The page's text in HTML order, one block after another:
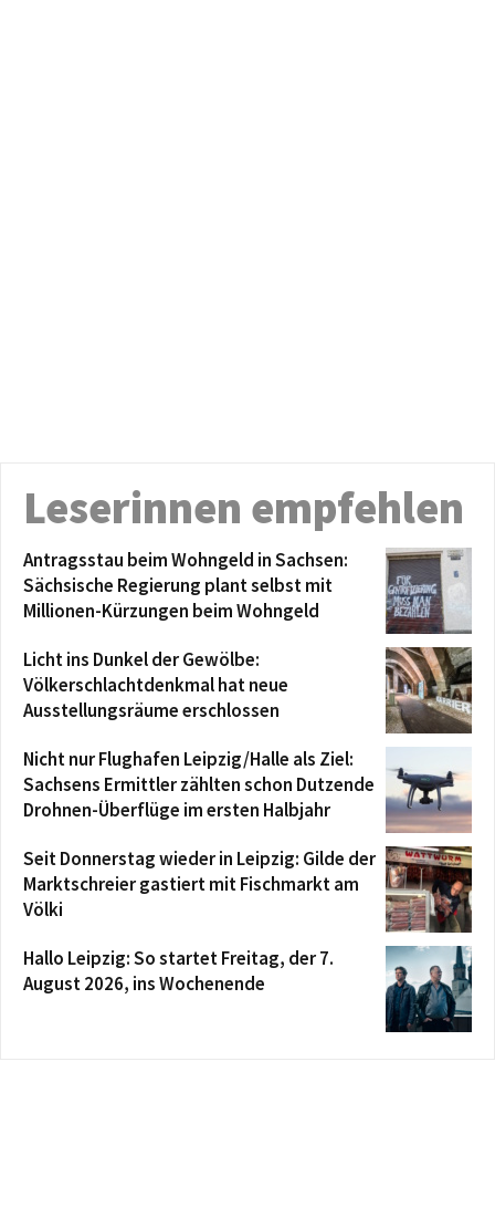
Leserinnen empfehlen
Antragsstau beim Wohngeld in Sachsen:
Sächsische Regierung plant selbst mit
Millionen-Kürzungen beim Wohngeld
Licht ins Dunkel der Gewölbe:
Völkerschlachtdenkmal hat neue
Ausstellungsräume erschlossen
Nicht nur Flughafen Leipzig/Halle als Ziel:
Sachsens Ermittler zählten schon Dutzende
Drohnen-Überflüge im ersten Halbjahr
Seit Donnerstag wieder in Leipzig: Gilde der
Marktschreier gastiert mit Fischmarkt am
Völki
Hallo Leipzig: So startet Freitag, der 7.
August 2026, ins Wochenende